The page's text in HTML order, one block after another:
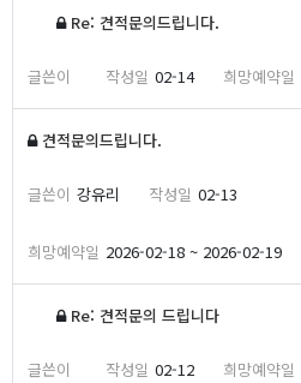
Re: 견적문의드립니다.
02-14
견적문의드립니다.
강유리 02-13
2026-02-18 ~ 2026-02-19
Re: 견적문의 드립니다
02-12